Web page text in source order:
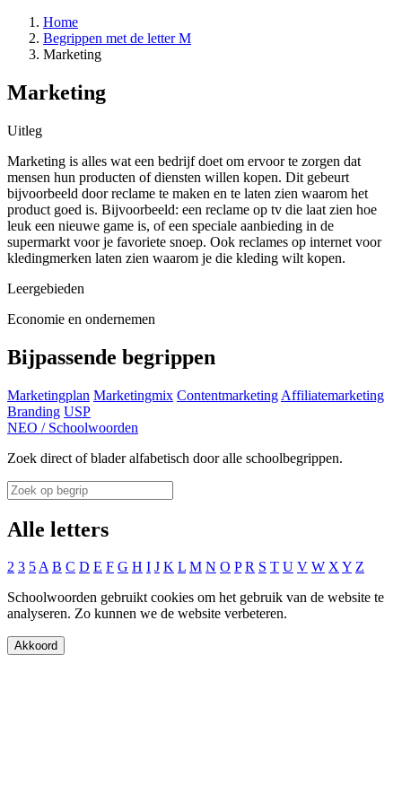
Home
Begrippen met de letter M
Marketing
Marketing
Uitleg
Marketing is alles wat een bedrijf doet om ervoor te zorgen dat
mensen hun producten of diensten willen kopen. Dit gebeurt
bijvoorbeeld door reclame te maken en te laten zien waarom het
product goed is. Bijvoorbeeld: een reclame op tv die laat zien hoe
leuk een nieuwe game is, of een speciale aanbieding in de
supermarkt voor je favoriete snoep. Ook reclames op internet voor
kledingmerken laten zien waarom je die kleding wilt kopen.
Leergebieden
Economie en ondernemen
Bijpassende begrippen
Marketingplan Marketingmix Contentmarketing Affiliatemarketing
Branding USP
NEO / Schoolwoorden
Zoek direct of blader alfabetisch door alle schoolbegrippen.
Alle letters
2 3 5A B C D E F G H I J K L M N O P R S T U V W XY Z
Schoolwoorden gebruikt cookies om het gebruik van de website te
analyseren. Zo kunnen we de website verbeteren.
Akkoord